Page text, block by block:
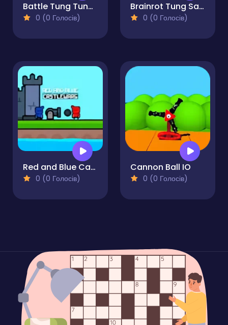
Battle Tung Tung Sahur 2Player
0 (0 Голосів)
Brainrot Tung Sahur Battle
0 (0 Голосів)
Red and Blue Castlewars
0 (0 Голосів)
Cannon Ball IO
0 (0 Голосів)